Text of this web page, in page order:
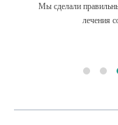
Мы сделали
лечения